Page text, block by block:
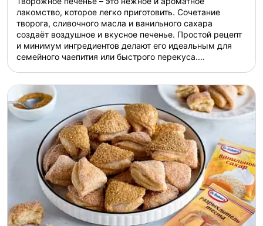
лакомство, которое легко приготовить. Сочетание
творога, сливочного масла и ванильного сахара
создаёт воздушное и вкусное печенье. Простой рецепт
и минимум ингредиентов делают его идеальным для
семейного чаепития или быстрого перекуса....